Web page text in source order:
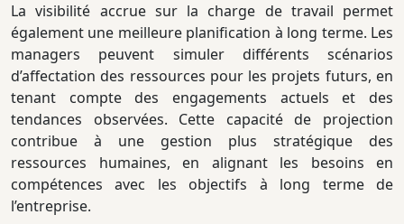
La visibilité accrue sur la charge de travail permet
également une meilleure planification à long terme. Les
managers peuvent simuler différents scénarios
d’affectation des ressources pour les projets futurs, en
tenant compte des engagements actuels et des
tendances observées. Cette capacité de projection
contribue à une gestion plus stratégique des
ressources humaines, en alignant les besoins en
compétences avec les objectifs à long terme de
l’entreprise.